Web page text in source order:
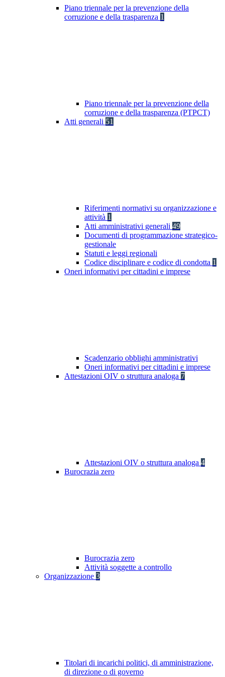
Piano triennale per la prevenzione della
corruzione e della trasparenza 1
Piano triennale per la prevenzione della
corruzione e della trasparenza (PTPCT)
Atti generali 51
Riferimenti normativi su organizzazione e
attività 1
Atti amministrativi generali 49
Documenti di programmazione strategico-
gestionale
Statuti e leggi regionali
Codice disciplinare e codice di condotta 1
Oneri informativi per cittadini e imprese
Scadenzario obblighi amministrativi
Oneri informativi per cittadini e imprese
Attestazioni OIV o struttura analoga 7
Attestazioni OIV o struttura analoga 4
Burocrazia zero
Burocrazia zero
Attività soggette a controllo
Organizzazione 3
Titolari di incarichi politici, di amministrazione,
di direzione o di governo